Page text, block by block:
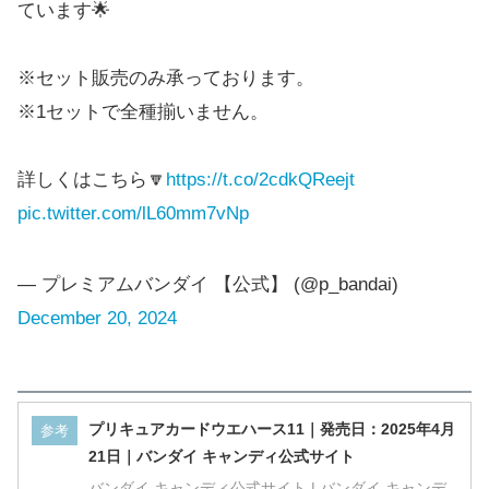
※セット販売のみ承っております。
※1セットで全種揃いません。
詳しくはこちら🔽 https://t.co/2cdkQReejt
pic.twitter.com/lL60mm7vNp
— プレミアムバンダイ 【公式】 (@p_bandai)
December 20, 2024
参考
プリキュアカードウエハース11｜発売日：2025年4月
21日｜バンダイ キャンディ公式サイト
バンダイ キャンディ公式サイト | バンダイ キャンデ